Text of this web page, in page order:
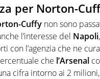
per Norton-
Cuffy non sono
l’interesse del Napoli
con l’agenzia che ne
che l’Arsenal
cifra intorno ai 2